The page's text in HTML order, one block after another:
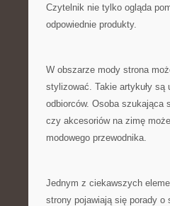
Czytelnik nie tylko ogląda
odpowiednie produkty.
W obszarze mody strona
stylizować. Takie artykuły są
odbiorców. Osoba szukająca
czy akcesoriów na zimę
modowego przewodnika.
Jednym z ciekawszych
strony pojawiają się porady